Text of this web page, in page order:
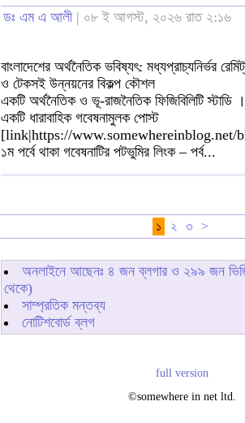
ডঃ এম এ আলী| ০৮ ই আগস্ট, ২০২৬ রাত ২:১৬
বাংলাদেশের অর্থনৈতিক ভবিষ্যৎ: মধ্যপ্রাচ্যনির্ভর
ও টেকসই উন্নয়নের বিকল্প কৌশল
একটি অর্থনৈতিক ও ভূ-রাজনৈতিক ফিজিবিলিটি স্টাডি ।
একটি ধারাবাহিক গবেষনামুলক পোস্ট
[link|https://www.somewhereinblog.net/
১ম পর্বে থাকা গবেষনাটির পটভুমির লিংক – পর্ব...
১ ২ ৩ >
অনলাইনে আছেনঃ ৪ জন ব্লগার ও ২৯৯ জন
থেকে)
সাম্প্রতিক মন্তব্য
নোটিশবোর্ড ব্লগ
full version
©somewhere in net ltd.